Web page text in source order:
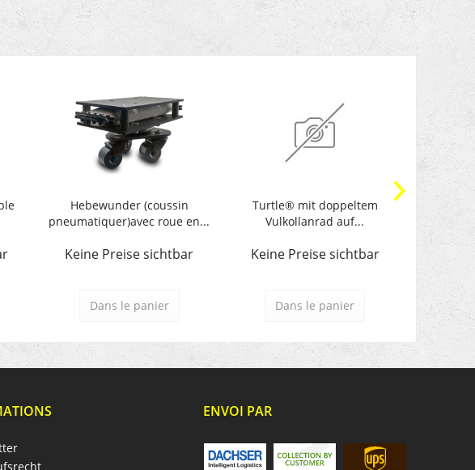
Hebewunder (coussin
pneumatiquer)avec roue en...
Keine Preise sichtbar
Dans le panier
Turtle® mit doppeltem
Vulkollanrad auf...
Keine Preise sichtbar
Dans le panier
ENVOI PAR